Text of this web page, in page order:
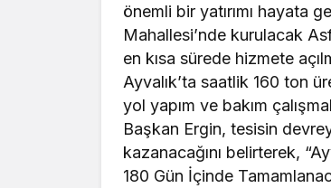
önemli bir yatırımı hayata
Mahallesi’nde kurulacak
en kısa sürede hizmete
Ayvalık’ta saatlik 160 ton
yol yapım ve bakım
Başkan Ergin, tesisin
kazanacağını belirterek,
180 Gün İçinde